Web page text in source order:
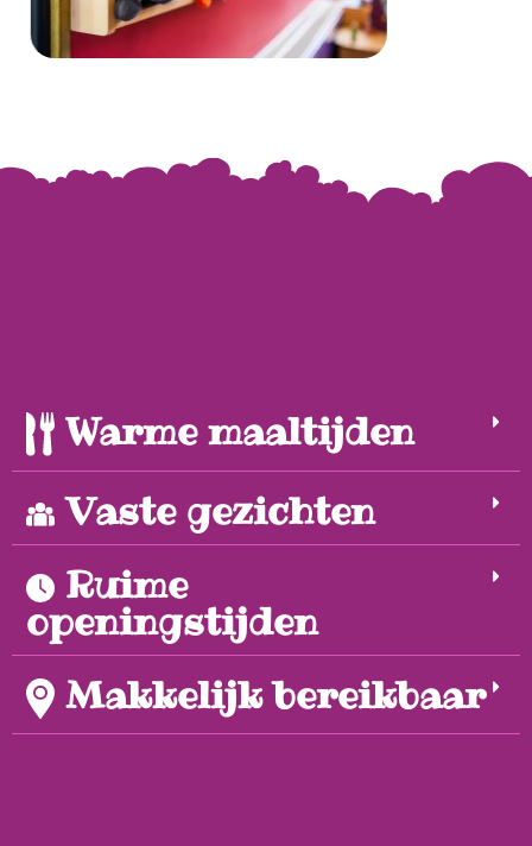
Warme maaltijden
Vaste gezichten
Ruime
openingstijden
Makkelijk bereikbaar